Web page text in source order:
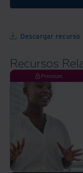
gestionar
y
resiliencia
de tu
empresa.
Mira
cómo
hacerlo
Descargar recurso
Recursos
Premium